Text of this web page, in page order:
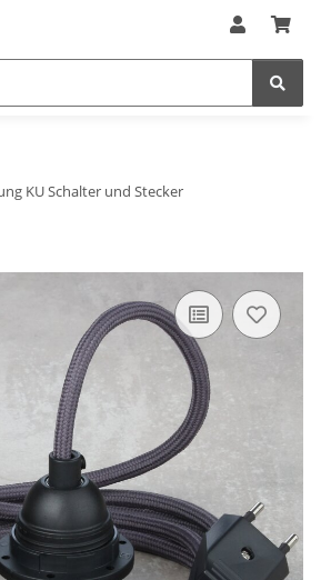
KU Schalter und Stecker